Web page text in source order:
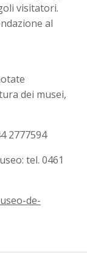
visitatori.
al
dei musei,
2777594
tel. 0461
de-